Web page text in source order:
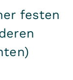
festen